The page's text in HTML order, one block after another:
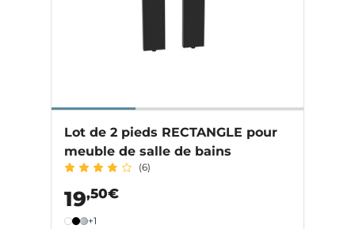
Lot de 2 pieds RECTANGLE pour
meuble de salle de bains
(6)
19,50€
+1